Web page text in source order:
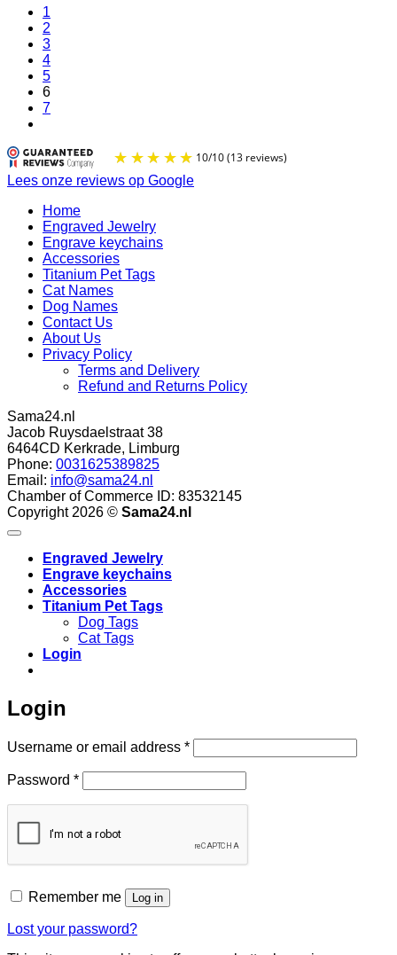
1
2
3
4
5
6
7
Lees onze reviews op Google
Home
Engraved Jewelry
Engrave keychains
Accessories
Titanium Pet Tags
Cat Names
Dog Names
Contact Us
About Us
Privacy Policy
Terms and Delivery
Refund and Returns Policy
Sama24.nl
Jacob Ruysdaelstraat 38
6464CD Kerkrade, Limburg
Phone: 0031625389825
Email: info@sama24.nl
Chamber of Commerce ID: 83532145
Copyright 2026 © Sama24.nl
Engraved Jewelry
Engrave keychains
Accessories
Titanium Pet Tags
Dog Tags
Cat Tags
Login
Login
Username or email address *Required
Password *Required
Remember me Log in
Lost your password?